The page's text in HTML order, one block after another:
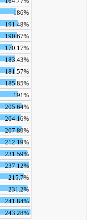
186%
191.48%
190.67%
170.17%
183.43%
181.57%
185.85%
191%
205.64%
204.16%
207.89%
212.19%
231.59%
237.12%
215.7%
231.2%
241.84%
243.28%